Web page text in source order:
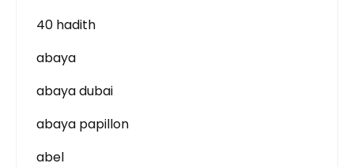
40 hadith
abaya
abaya dubai
abaya papillon
abel